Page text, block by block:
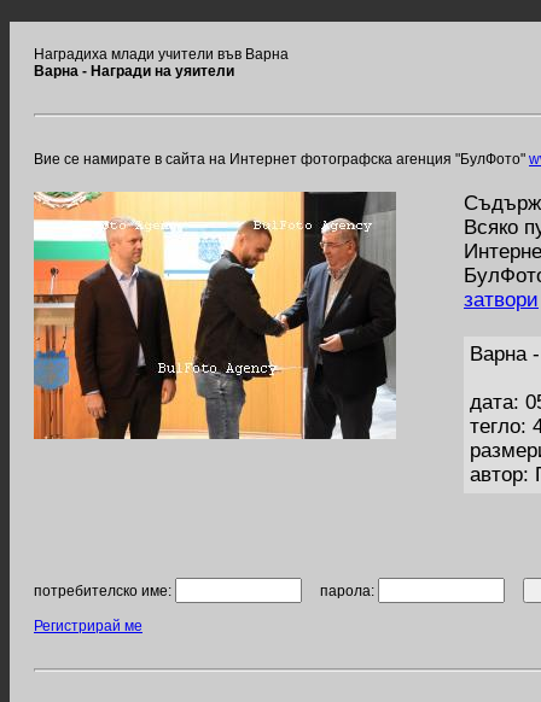
Наградиха млади учители във Варна
Варна - Награди на уяители
Вие се намирате в сайта на Интернет фотографска агенция "БулФото"
Всяко
затвори
Варна
дата:
тегло:
автор:
потребителско име: парола:
Регистрирай ме